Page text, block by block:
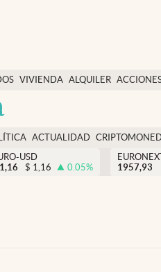
VIVIENDA ALQUILER
USA
ACTUALIDAD
USD
1,16 $ 1,16 0.05%
1957,93